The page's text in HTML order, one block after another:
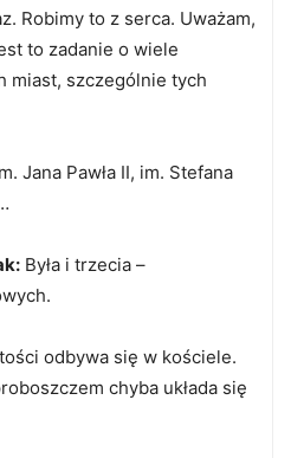
Robimy to z serca. Uważam,
to zadanie o wiele
miast, szczególnie tych
Jana Pawła II, im. Stefana
Była i trzecia –
odbywa się w kościele.
chyba układa się